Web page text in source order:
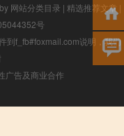
网站分类目录 | 精选推荐文章 |
号
到f_fb#foxmail.com说明，我们
广告及商业合作